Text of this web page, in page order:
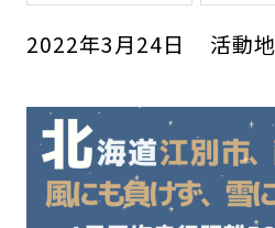
2022年3月24日 活動